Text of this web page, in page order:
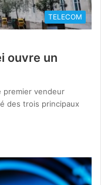
TELECOM
ouvre un
premier vendeur
des trois principaux